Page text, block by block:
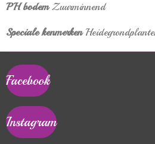
PH bodemZuurminnend
Speciale kenmerken
Facebook
Instagram